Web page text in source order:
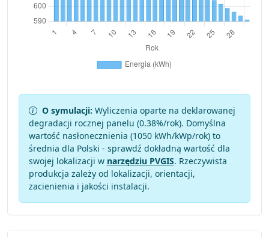
O symulacji: Wyliczenia oparte na deklarowanej
degradacji rocznej panelu (0.38%/rok). Domyślna
wartość nasłonecznienia (1050 kWh/kWp/rok) to
średnia dla Polski - sprawdź dokładną wartość dla
swojej lokalizacji w narzędziu PVGIS. Rzeczywista
produkcja zależy od lokalizacji, orientacji,
zacienienia i jakości instalacji.